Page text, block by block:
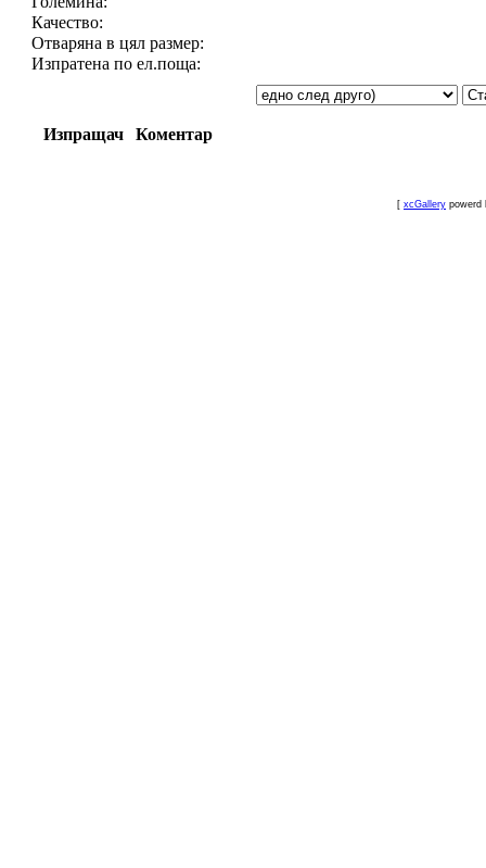
Качество:
Отваряна в цял размер:
Изпратена по ел.поща:
Изпращач Коментар
[ xcGallery